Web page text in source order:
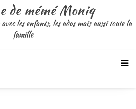
de mémé Moniq
les enfants, les ados mais aussi toute la
famille